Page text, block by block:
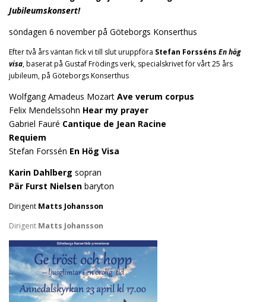
Jubileumskonsert!
söndagen 6 november på Göteborgs Konserthus
Efter två års väntan fick vi till slut uruppföra Stefan Forsséns En hög
visa, baserat på Gustaf Frödings verk, specialskrivet för vårt 25 års
jubileum, på Göteborgs Konserthus
Wolfgang Amadeus Mozart Ave verum corpus
Felix Mendelssohn Hear my prayer
Gabriel Fauré Cantique de Jean Racine
Requiem
Stefan Forssén En Hög Visa
Karin Dahlberg sopran
Pär Furst Nielsen baryton
Dirigent Matts Johansson
Dirigent Matts Johansson